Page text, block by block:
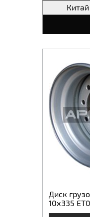
Китай
Диск
10х335